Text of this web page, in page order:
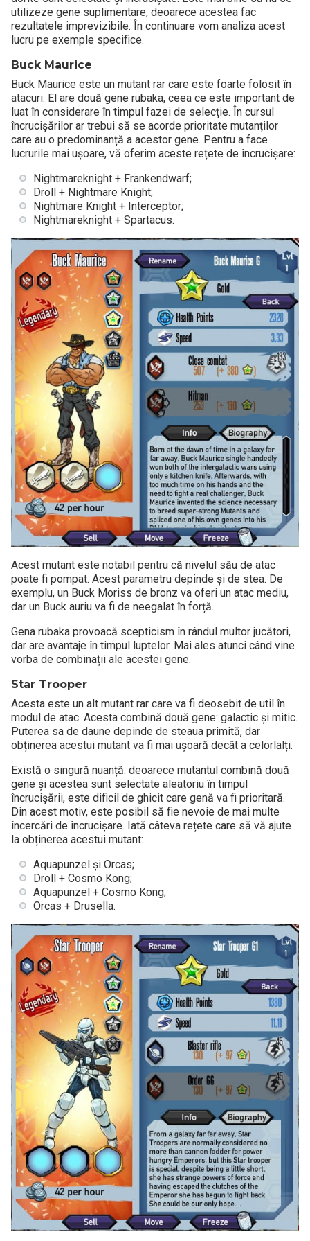
utilizeze gene suplimentare, deoarece acestea fac
rezultatele imprevizibile. În continuare vom analiza acest
lucru pe exemple specifice.
Buck Maurice
Buck Maurice este un mutant rar care este foarte folosit în
atacuri. El are două gene rubaka, ceea ce este important de
luat în considerare în timpul fazei de selecție. În cursul
încrucișărilor ar trebui să se acorde prioritate mutanților
care au o predominanță a acestor gene. Pentru a face
lucrurile mai ușoare, vă oferim aceste rețete de încrucișare:
Nightmareknight + Frankendwarf;
Droll + Nightmare Knight;
Nightmare Knight + Interceptor;
Nightmareknight + Spartacus.
Acest mutant este notabil pentru că nivelul său de atac
poate fi pompat. Acest parametru depinde și de stea. De
exemplu, un Buck Moriss de bronz va oferi un atac mediu,
dar un Buck auriu va fi de neegalat în forță.
Gena rubaka provoacă scepticism în rândul multor jucători,
dar are avantaje în timpul luptelor. Mai ales atunci când vine
vorba de combinații ale acestei gene.
Star Trooper
Acesta este un alt mutant rar care va fi deosebit de util în
modul de atac. Acesta combină două gene: galactic și mitic.
Puterea sa de daune depinde de steaua primită, dar
obținerea acestui mutant va fi mai ușoară decât a celorlalți.
Există o singură nuanță: deoarece mutantul combină două
gene și acestea sunt selectate aleatoriu în timpul
încrucișării, este dificil de ghicit care genă va fi prioritară.
Din acest motiv, este posibil să fie nevoie de mai multe
încercări de încrucișare. Iată câteva rețete care să vă ajute
la obținerea acestui mutant:
Aquapunzel și Orcas;
Droll + Cosmo Kong;
Aquapunzel + Cosmo Kong;
Orcas + Drusella.